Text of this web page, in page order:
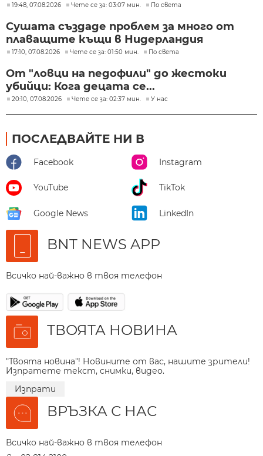
19:48, 07.08.2026 Чете се за: 03:07 мин. По света
Сушата създаде проблем за много от
плаващите къщи в Нидерландия
17:10, 07.08.2026 Чете се за: 01:50 мин. По света
От "ловци на педофили" до жестоки
убийци: Кога децата се...
20:10, 07.08.2026 Чете се за: 02:37 мин. У нас
ПОСЛЕДВАЙТЕ НИ В
Facebook Instagram
YouTube TikTok
Google News LinkedIn
BNT NEWS APP
Всичко най-важно в твоя телефон
ТВОЯТА НОВИНА
"Твоята новина"! Новините от вас, нашите зрители!
Изпратете текст, снимки, видео.
Изпрати
ВРЪЗКА С НАС
Всичко най-важно в твоя телефон